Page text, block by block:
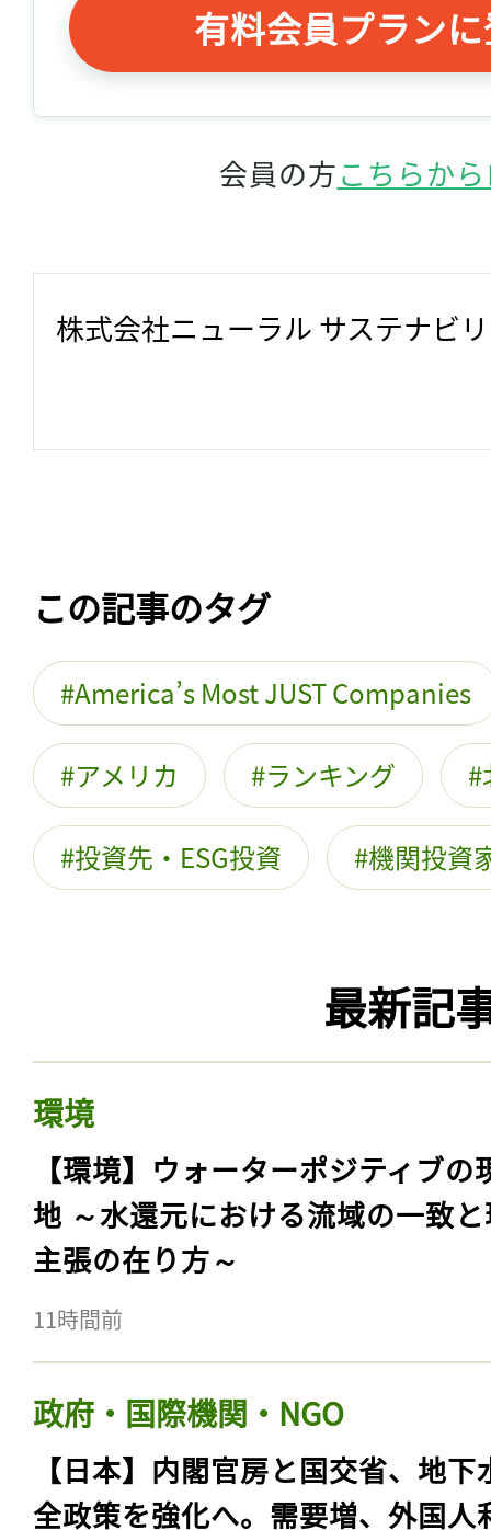
有料会員プラン
会員の方こちらか
株式会社ニューラル サステナビ
この記事のタグ
America’s Most JUST Companies
アメリカ ランキング
投資先・ESG投資 機関投資
最新記
環境
【環境】ウォーターポジティブの
地 ～水還元における流域の一致
主張の在り方～
11時間前
政府・国際機関・NGO
【日本】内閣官房と国交省、地下
全政策を強化へ。需要増、外国人